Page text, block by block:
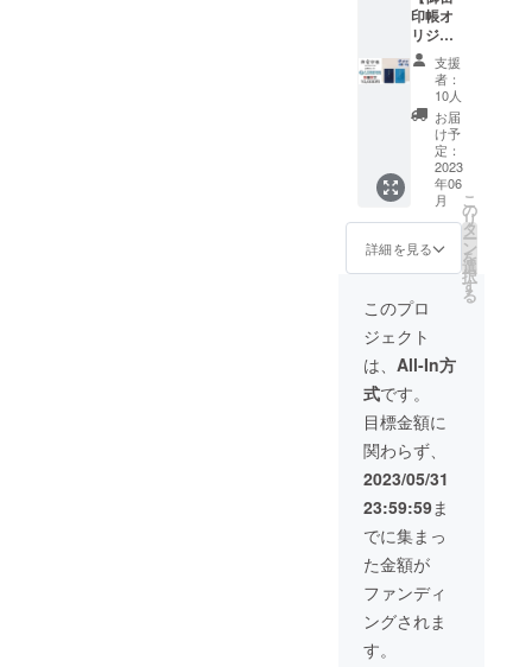
㎜×幅
1,840㎜
×全高
1,720
㎜）の
駐車ス
ペース
が必要
となり
ます ・
開催地
域に
よって
は別途
交通費
が発生
いたし
ます ※
蛇腹式
40か所
朱印可
能 ※表
面保護
用透明
ビニー
ルカ
バー付
※天井プ
ラネタ
リウム
の日時
は、別
途調整
させて
かる
た 読
札、取
札合計
50枚）
◆天井
プラネ
タリウ
ム実施
に必要
な条件
・部屋
のサイ
ズは6畳
以上～
学校の
教室位
のサイ
ズまで
・天井
の高さ
は２ｍ
以上７
ｍ以下
・コン
セント
を１つ
お借り
します
・可能
な限り
部屋が
暗くな
るのが
た 読
札、取
札合計
50枚）
◆オン
ライン
プラネ
タリウ
ム番組
エンド
ロール
へのお
名前掲
載 ・
備考欄
に希望
するお
名前を
お書き
くださ
い ・
ご支援
頂きま
した方
のお名
前、所
属団体
のお名
前の掲
載を想
定して
おりま
す。
・ロ
付 ※数
量限
定 20
セット
小さい
サイズ
の御朱
印帳と
同じ大
きさで
す。
引・数
量限定
セット
です。
（御宙
印帳
162mm
x 横112
ｍｍ x
厚さ140
ｍｍ
重さ約
ジナル
カー
縦
50mm
x 横
70mm
） ※蛇
腹式40
か所朱
※表面保
護用透
明ビ
ニール
カバー
付 小さ
いサイ
枚 数
量限定
割引
セッ
ト』 御
宙印帳
（ダー
クブ
ルー）
と（ス
カイブ
ルー）
の２冊
リジナ
ルス
テッ
カーの
数量限
定割引
セット
です。
（御宙
印帳
縦
162mm
x 横112
ｍｍ x
厚さ140
ｍｍ
重さ約
150g）
印帳オ
リジナ
ル+人工
衛星か
るた】
『御宙
印帳
（ダー
クブ
ルー）
（スカ
イブ
ルー）
ｘ各1冊
+オリジ
ナルス
テッ
カーx1
枚+人工
衛星か
るたx1
セッ
ト』 御
宙印帳
（ダー
クブ
ルー）
と（ス
カイブ
ルー）
の２冊
セット
と、オ
支援
者：
10人
お届
け予
定：
2023
年06
月
詳細を見る
こ
の
リ
タ
ー
ン
を
選
択
す
る
このプロ
ジェクト
は、 All-In方
式です。
目標金額に
関わらず、
2023/05/31
23:59:59ま
でに集まっ
た金額が
ファンディ
ングされま
す。